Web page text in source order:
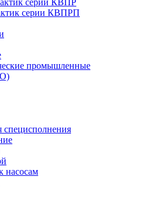
серии КВПР
серии КВПРП
промышленные
специсполнения
насосам